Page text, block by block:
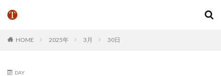
HOME 2025年 3月 30日
DAY